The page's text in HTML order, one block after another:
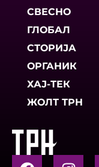
СВЕСНО
ГЛОБАЛ
СТОРИЈА
ОРГАНИК
ХАЈ-ТЕК
ЖОЛТ ТРН